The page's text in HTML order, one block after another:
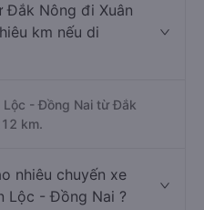
Đắk Nông đi Xuân
km nếu di
Lộc - Đồng Nai từ Đắk
km.
nhiêu chuyến xe
Lộc - Đồng Nai ?